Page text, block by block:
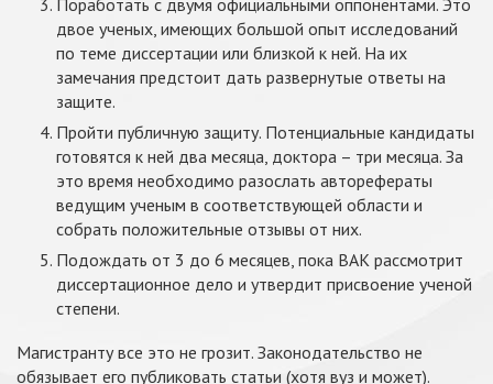
двое ученых, имеющих большой опыт исследований
по теме диссертации или близкой к ней. На их
замечания предстоит дать развернутые ответы на
защите.
Пройти публичную защиту. Потенциальные кандидаты
готовятся к ней два месяца, доктора – три месяца. За
это время необходимо разослать авторефераты
ведущим ученым в соответствующей области и
собрать положительные отзывы от них.
Подождать от 3 до 6 месяцев, пока ВАК рассмотрит
диссертационное дело и утвердит присвоение ученой
степени.
Магистранту все это не грозит. Законодательство не
обязывает его публиковать статьи (хотя вуз и может).